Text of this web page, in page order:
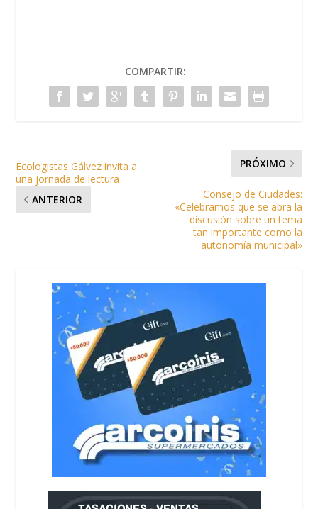
COMPARTIR:
Ecologistas Gálvez invita a
una jornada de lectura
ANTERIOR
PRÓXIMO
Consejo de Ciudades:
«Celebramos que se abra la
discusión sobre un tema
tan importante como la
autonomía municipal»